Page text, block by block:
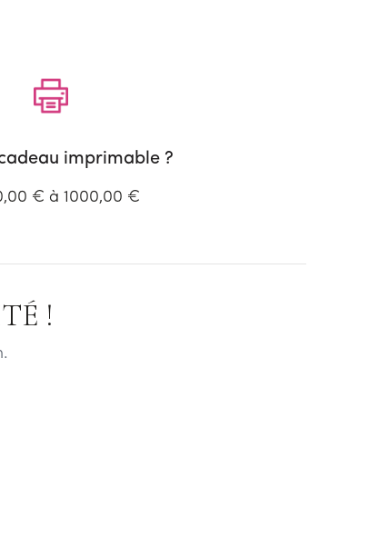
imprimable ?
€ à 1000,00 €
!